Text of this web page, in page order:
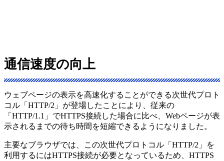
通信速度の向上
ウェブページの表示を高速化することができる次世代プロト
コル「HTTP/2」が登場したことにより、従来の
「HTTP/1.1」でHTTPS接続した場合に比べ、Webページが表
示されるまでの待ち時間を短縮できるようになりました。
主要なブラウザでは、この次世代プロトコル「HTTP/2」を
利用するにはHTTPS接続が必要となっているため、HTTPS